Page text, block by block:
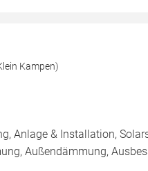
Kampen)
Anlage & Installation,
Außendämmung,